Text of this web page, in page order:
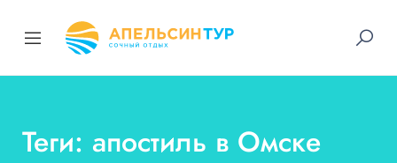
Теги: апостиль в Омске